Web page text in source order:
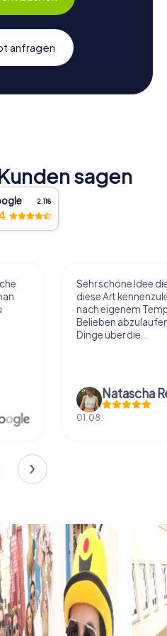
euch auf zur Schnitzeljagd
anfragen
sagen
2.118
Sehr schöne Idee
diese Art
nach eigenem
Belieben
Dinge über die...
Natascha
01.08.